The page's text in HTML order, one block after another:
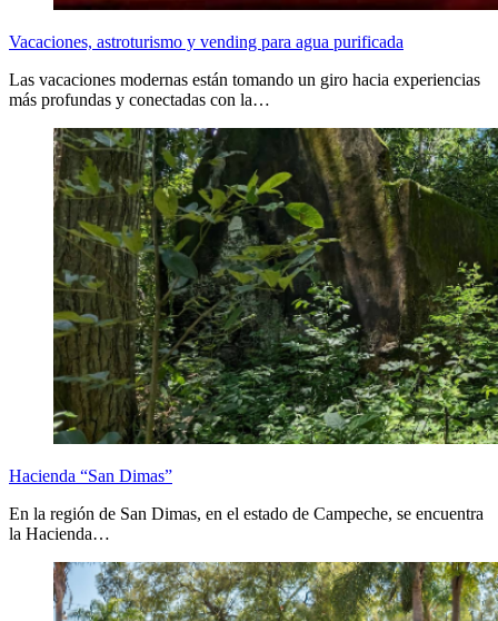
Vacaciones, astroturismo y vending para agua purificada
Las vacaciones modernas están tomando un giro hacia experiencias
más profundas y conectadas con la…
Hacienda “San Dimas”
En la región de San Dimas, en el estado de Campeche, se encuentra
la Hacienda…